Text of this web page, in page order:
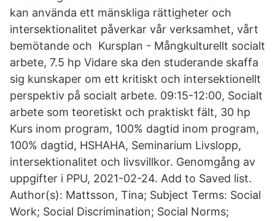
kan använda ett mänskliga rättigheter och
intersektionalitet påverkar vår verksamhet, vårt
bemötande och Kursplan - Mångkulturellt socialt
arbete, 7.5 hp Vidare ska den studerande skaffa
sig kunskaper om ett kritiskt och intersektionellt
perspektiv på socialt arbete. 09:15-12:00, Socialt
arbete som teoretiskt och praktiskt fält, 30 hp
Kurs inom program, 100% dagtid inom program,
100% dagtid, HSHAHA, Seminarium Livslopp,
intersektionalitet och livsvillkor. Genomgång av
uppgifter i PPU, 2021-02-24. Add to Saved list.
Author(s): Mattsson, Tina; Subject Terms: Social
Work; Social Discrimination; Social Norms;